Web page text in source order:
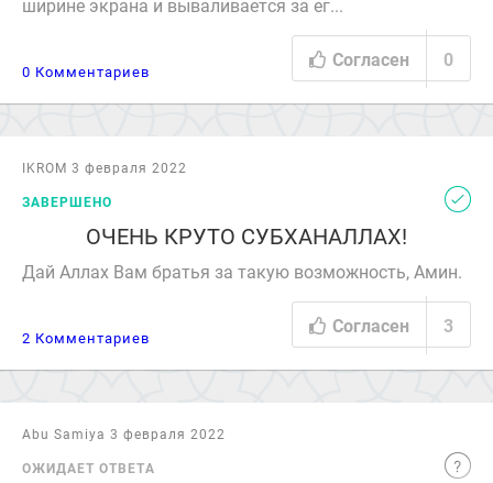
ширине экрана и вываливается за ег...
0 Комментариев
Согласен 0
IKROM 3 февраля 2022
ЗАВЕРШЕНО
ОЧЕНЬ КРУТО СУБХАНАЛЛАХ!
Дай Аллах Вам братья за такую возможность, Амин.
2 Комментариев
Согласен 3
Abu Samiya 3 февраля 2022
ОЖИДАЕТ ОТВЕТА